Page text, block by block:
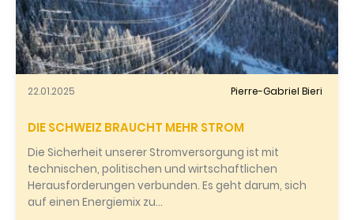
22.01.2025 Pierre-Gabriel Bieri
DIE SCHWEIZ BRAUCHT MEHR STROM
Die Sicherheit unserer Stromversorgung ist mit
technischen, politischen und wirtschaftlichen
Herausforderungen verbunden. Es geht darum, sich
auf einen Energiemix zu…